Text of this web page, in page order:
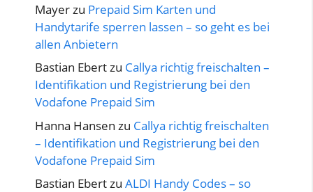
Mayer zu Prepaid Sim Karten und
Handytarife sperren lassen – so geht es bei
allen Anbietern
Bastian Ebertzu Callya richtig freischalten –
Identifikation und Registrierung bei den
Vodafone Prepaid Sim
Hanna Hansen zu Callya richtig freischalten
– Identifikation und Registrierung bei den
Vodafone Prepaid Sim
Bastian Ebertzu ALDI Handy Codes – so